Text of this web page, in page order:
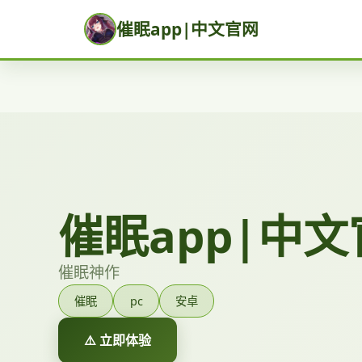
催眠app|中文官网
催眠app|中文
催眠神作
催眠 pc 安卓
⚠️ 立即体验